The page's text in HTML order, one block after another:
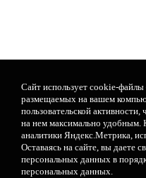
Сайт использует cookie-
размещаемых на вашем
пользовательской
на нем максимально удобным.
аналитики Яндекс.Метрика,
Оставаясь на сайте, вы даете
персональных данных в
персональных данных.